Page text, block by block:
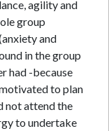
agility and
group
and
in the group
had -because
to plan
not attend the
to undertake